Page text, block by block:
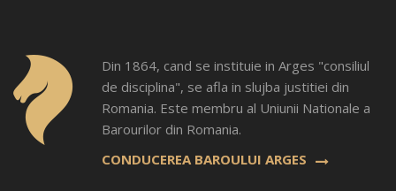
Din 1864, cand se instituie in Arges "consiliul
de disciplina", se afla in slujba justitiei din
Romania. Este membru al Uniunii Nationale a
Barourilor din Romania.
CONDUCEREA BAROULUI ARGES